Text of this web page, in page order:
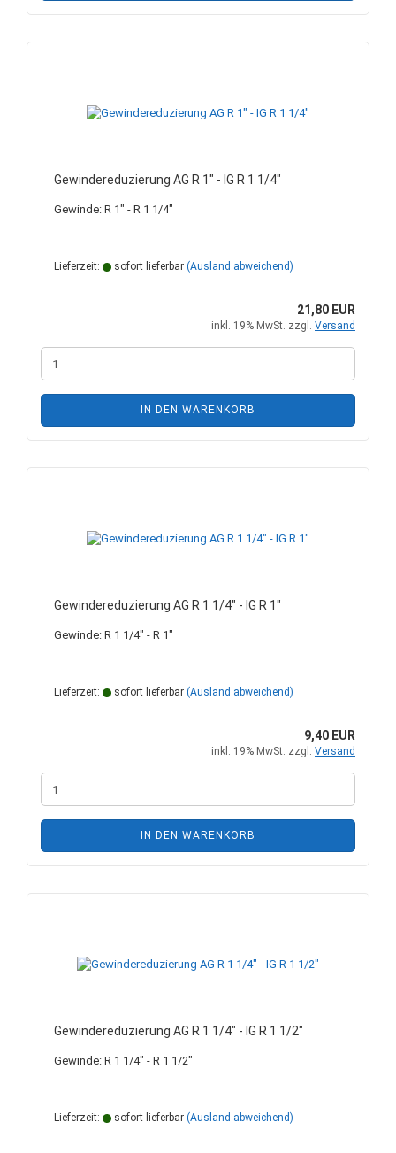
Gewindereduzierung AG R 1" - IG R 1 1/4"
Gewinde: R 1" - R 1 1/4"
Lieferzeit: sofort lieferbar (Ausland abweichend)
21,80 EUR
inkl. 19% MwSt. zzgl. Versand
IN DEN WARENKORB
Gewindereduzierung AG R 1 1/4" - IG R 1"
Gewinde: R 1 1/4" - R 1"
Lieferzeit: sofort lieferbar (Ausland abweichend)
9,40 EUR
inkl. 19% MwSt. zzgl. Versand
IN DEN WARENKORB
Gewindereduzierung AG R 1 1/4" - IG R 1 1/2"
Gewinde: R 1 1/4" - R 1 1/2"
Lieferzeit: sofort lieferbar (Ausland abweichend)